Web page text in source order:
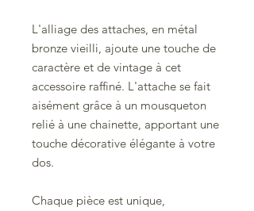
L'alliage des attaches, en métal
bronze vieilli, ajoute une touche de
caractère et de vintage à cet
accessoire raffiné. L'attache se fait
aisément grâce à un mousqueton
relié à une chainette, apportant une
touche décorative élégante à votre
dos.
Chaque pièce est unique,